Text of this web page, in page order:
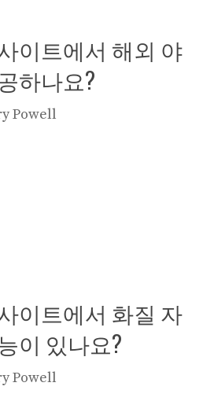
이트에서 해외 야
하나요?
Powell
이트에서 화질 자
이 있나요?
Powell